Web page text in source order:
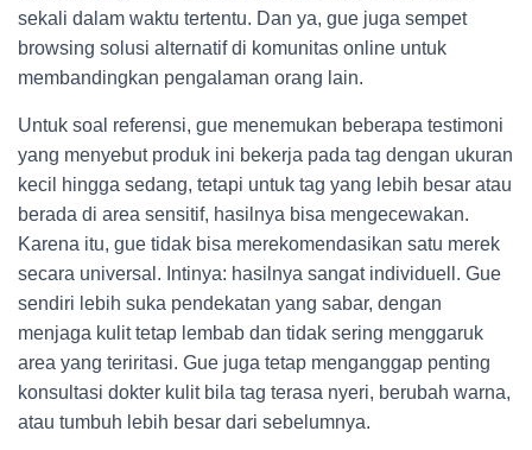
sekali dalam waktu tertentu. Dan ya, gue juga sempet
browsing solusi alternatif di komunitas online untuk
membandingkan pengalaman orang lain.
Untuk soal referensi, gue menemukan beberapa testimoni
yang menyebut produk ini bekerja pada tag dengan ukuran
kecil hingga sedang, tetapi untuk tag yang lebih besar atau
berada di area sensitif, hasilnya bisa mengecewakan.
Karena itu, gue tidak bisa merekomendasikan satu merek
secara universal. Intinya: hasilnya sangat individuell. Gue
sendiri lebih suka pendekatan yang sabar, dengan
menjaga kulit tetap lembab dan tidak sering menggaruk
area yang teriritasi. Gue juga tetap menganggap penting
konsultasi dokter kulit bila tag terasa nyeri, berubah warna,
atau tumbuh lebih besar dari sebelumnya.